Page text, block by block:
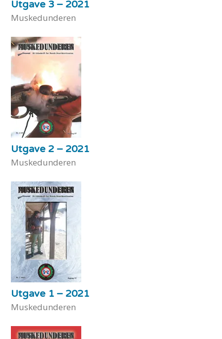
Utgave 3 – 2021
Muskedunderen
Utgave 2 – 2021
Muskedunderen
Utgave 1 – 2021
Muskedunderen